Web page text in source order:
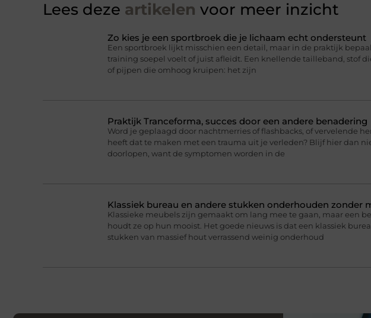
Lees deze artikelen voor meer inzicht
Zo kies je een sportbroek die je lichaam echt ondersteunt
Een sportbroek lijkt misschien een detail, maar in de praktijk
training soepel voelt of juist afleidt. Een knellende tailleband, stof
of pijpen die omhoog kruipen: het zijn
Praktijk Tranceforma, succes door een andere benadering
Word je geplaagd door nachtmerries of flashbacks, of vervelende
heeft dat te maken met een trauma uit je verleden? Blijf hier dan
doorlopen, want de symptomen worden in de
Klassiek bureau en andere stukken onderhouden zonder
Klassieke meubels zijn gemaakt om lang mee te gaan, maar een
houdt ze op hun mooist. Het goede nieuws is dat een klassiek
stukken van massief hout verrassend weinig onderhoud